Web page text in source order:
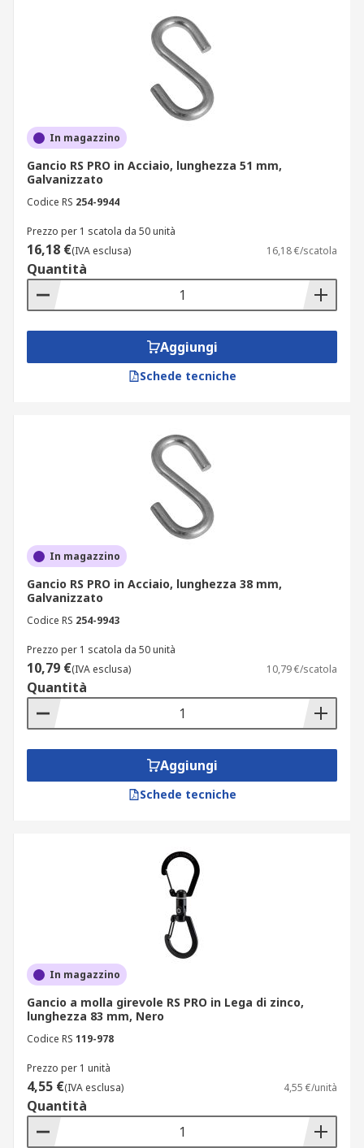
In magazzino
Gancio RS PRO in Acciaio, lunghezza 51 mm,
Galvanizzato
Codice RS 254-9944
Prezzo per 1 scatola da 50 unità
16,18 €(IVA esclusa) 16,18 €/scatola
Quantità
Aggiungi
Schede tecniche
In magazzino
Gancio RS PRO in Acciaio, lunghezza 38 mm,
Galvanizzato
Codice RS 254-9943
Prezzo per 1 scatola da 50 unità
10,79 €(IVA esclusa) 10,79 €/scatola
Quantità
Aggiungi
Schede tecniche
In magazzino
Gancio a molla girevole RS PRO in Lega di zinco,
lunghezza 83 mm, Nero
Codice RS 119-978
Prezzo per 1 unità
4,55 €(IVA esclusa) 4,55 €/unità
Quantità